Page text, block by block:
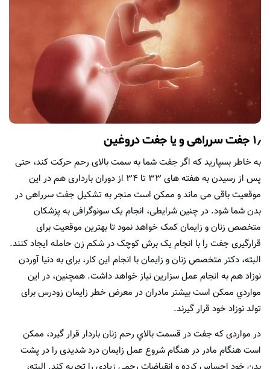
۱٫ جفت سرراهی و یا جفت دروغین
به خاطر بسپارید كه اگر جفت شما به سمت بالای رحم حرکت کند، حتی
پس از رسیدن به هفته های ۳۳ تا ۳۴ از دوران بارداری هم در این
موقعیت باقی می ماند و ممکن است منجر به تشکیل جفت سرراهی در
بدن شما شود. در چنین شرایطی، انجام یک سونوگرافی به پزشکان
متخصص زنان و زايمان کمک خواهد نمود تا بهترین موقعیت برای
قرارگیری جفت را با انجام یک برش کوچک در شکم زن حامله ایجاد کنند.
البته، دکتر متخصص زنان و زايمان با انجام این کار، برای به دنیا آوردن
نوزاد هم به انجام عمل سزارین نیاز خواهد داشت. همچنین، در این
مواردي ممکن است بیشتر مادران در معرض خطر زایمان زودرس برای
تولد نوزاد خود قرار گیرند.
در مواردی که جفت در قسمت بالاي رحم زنان باردار قرار گیرد، ممکن
است هنگام مادر در هنگام شروع عمل زایمان درد شدیدی را در پشت